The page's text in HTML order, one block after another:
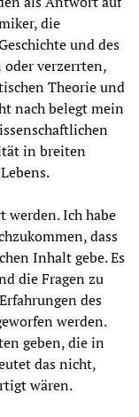
die
und des
oder verzerrten,
Theorie und
nach belegt mein
in breiten
werden. Ich habe
dass
Inhalt gebe. Es
die Fragen zu
des
werden.
geben, die in
das nicht,
wären.